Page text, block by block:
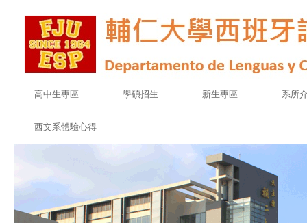
高中生專區 學碩招生 新生專區 系所
西文系體驗心得